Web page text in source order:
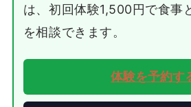
は、初回体験1,500円で食事
を相談できます。
体験を予約す